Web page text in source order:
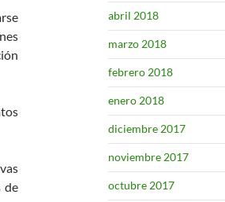
de
abril 2018
marzo 2018
febrero 2018
enero 2018
diciembre 2017
noviembre 2017
octubre 2017